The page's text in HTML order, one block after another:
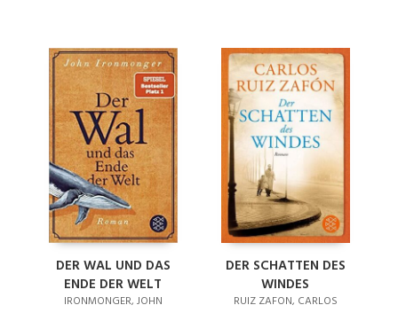
DER WAL UND DAS
ENDE DER WELT
IRONMONGER, JOHN
DER SCHATTEN DES
WINDES
RUIZ ZAFON, CARLOS